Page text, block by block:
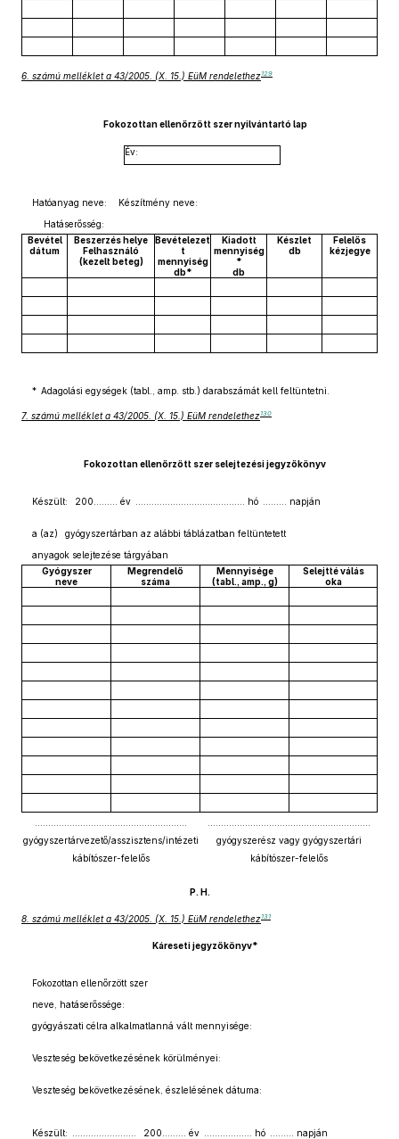
6. számú melléklet a 43/2005. (X. 15.) EüM rendelethez129
Fokozottan ellenőrzött szer nyilvántartó lap
Év:
Hatóanyag neve: Készítmény neve:
Hatáserősség:
Bevétel
dátum
Beszerzés helye
Felhasználó
(kezelt beteg)
Bevételezet
t
mennyiség
db*
Kiadott
mennyiség
*
db
Készlet
db
Felelős
kézjegye
* Adagolási egységek (tabl., amp. stb.) darabszámát kell feltüntetni.
7. számú melléklet a 43/2005. (X. 15.) EüM rendelethez130
Fokozottan ellenőrzött szer selejtezési jegyzőkönyv
Készült: 200……… év ………....................………… hó ……… napján
a (az) gyógyszertárban az alábbi táblázatban feltüntetett
anyagok selejtezése tárgyában
Gyógyszer
neve
Megrendelő
száma
Mennyisége
(tabl., amp., g)
Selejtté válás
oka
gyógyszertárvezető/asszisztens/intézeti
gyógyszerész vagy gyógyszertári
kábítószer-felelős
kábítószer-felelős
P. H.
8. számú melléklet a 43/2005. (X. 15.) EüM rendelethez131
Káreseti jegyzőkönyv*
Fokozottan ellenőrzött szer
neve, hatáserőssége:
gyógyászati célra alkalmatlanná vált mennyisége:
Veszteség bekövetkezésének körülményei:
Veszteség bekövetkezésének, észlelésének dátuma:
Készült: …………………… 200……… év ……………… hó ……… napján